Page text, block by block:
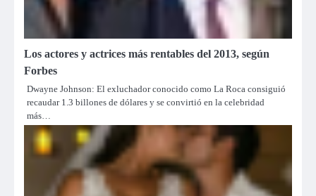
Los actores y actrices más rentables del 2013, según
Forbes
Dwayne Johnson: El exluchador conocido como La Roca consiguió
recaudar 1.3 billones de dólares y se convirtió en la celebridad
más…